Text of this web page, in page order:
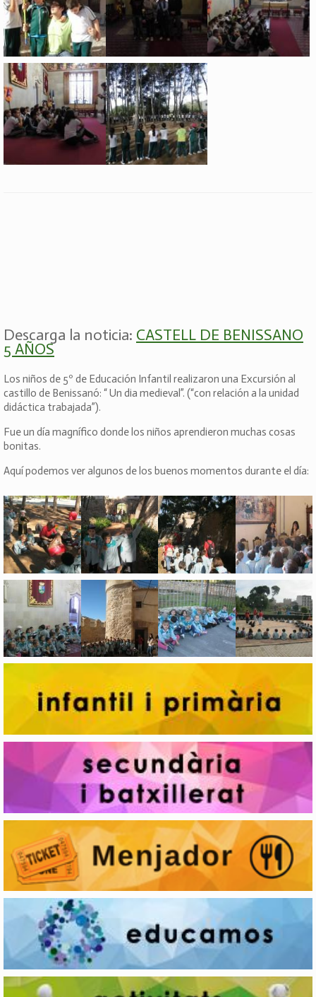
Descarga la noticia: CASTELL DE BENISSANO
5 AÑOS
Los niños de 5º de Educación Infantil realizaron una Excursión al
castillo de Benissanó: “ Un dia medieval”. (“con relación a la unidad
didáctica trabajada”).
Fue un día magnífico donde los niños aprendieron muchas cosas
bonitas.
Aquí podemos ver algunos de los buenos momentos durante el día: